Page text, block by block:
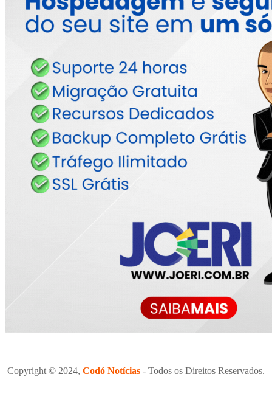
Copyright © 2024, Codó Notícias - Todos os Direitos Reservados.